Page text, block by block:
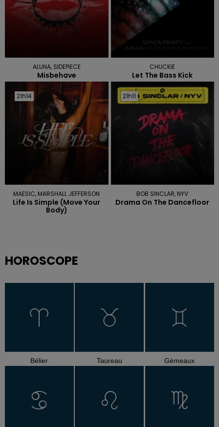
ALUNA, SIDEPIECE
Misbehave
CHUCKIE
Let The Bass Kick
21h14
21h14
MAESIC, MARSHALL JEFFERSON
Life Is Simple (move Your
Body)
21h11
21h11
BOB SINCLAR, NYV
Drama On The Dancefloor
HOROSCOPE
Bélier Taureau Gémeaux